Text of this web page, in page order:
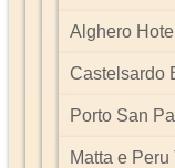
Alghero
Castelsardo
Porto San
Matta e